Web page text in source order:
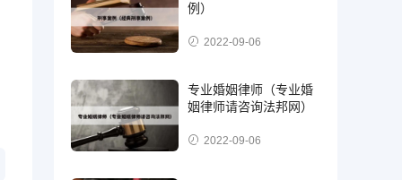
例）
2022-09-06
专业婚姻律师（专业婚
姻律师请咨询法邦网）
2022-09-06